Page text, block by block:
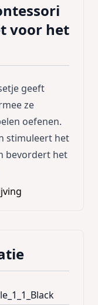
voor het
geeft
ze
oefenen.
stimuleert het
bevordert het